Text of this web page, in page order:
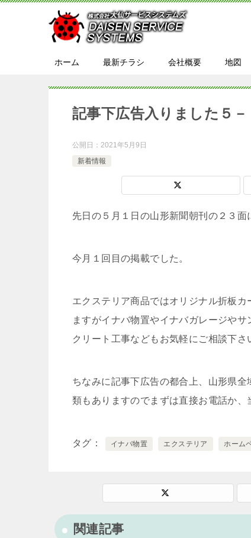
ホーム 最新チラシ 会社概要 地図
記事下広告入りました５－
公開日： 2021年5月9日
新着情報
先日の５月１日の山形新聞朝刊の２３面
今月１回目の掲載でした。
エクステリア商品ではオリジナル折板
ますがイナバ物置やイナバガレージや
クリート工事などもお気軽にご相談下さ
ちなみに記事下広告の都合上、山形県
類もありますのでまずは直接お電話か、
タグ イナバ物置 エクステリア ホーム
関連記事